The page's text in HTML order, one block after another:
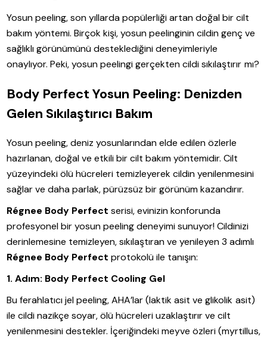
Yosun peeling, son yıllarda popülerliği artan doğal bir cilt
bakım yöntemi. Birçok kişi, yosun peelinginin cildin genç ve
sağlıklı görünümünü desteklediğini deneyimleriyle
onaylıyor. Peki, yosun peelingi gerçekten cildi sıkılaştırır mı?
Body Perfect Yosun Peeling: Denizden
Gelen Sıkılaştırıcı Bakım
Yosun peeling, deniz yosunlarından elde edilen özlerle
hazırlanan, doğal ve etkili bir cilt bakım yöntemidir. Cilt
yüzeyindeki ölü hücreleri temizleyerek cildin yenilenmesini
sağlar ve daha parlak, pürüzsüz bir görünüm kazandırır.
Régnee Body Perfect serisi, evinizin konforunda
profesyonel bir yosun peeling deneyimi sunuyor! Cildinizi
derinlemesine temizleyen, sıkılaştıran ve yenileyen 3 adımlı
Régnee Body Perfect protokolü ile tanışın:
1. Adım: Body Perfect Cooling Gel
Bu ferahlatıcı jel peeling, AHA’lar (laktik asit ve glikolik asit)
ile cildi nazikçe soyar, ölü hücreleri uzaklaştırır ve cilt
yenilenmesini destekler. İçeriğindeki meyve özleri (myrtillus,